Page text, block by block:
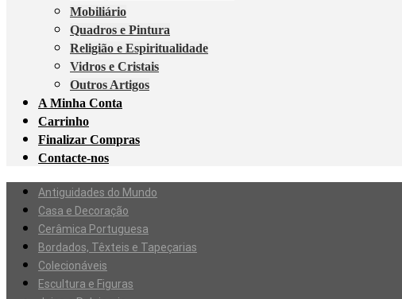
Mobiliário
Quadros e Pintura
Religião e Espiritualidade
Vidros e Cristais
Outros Artigos
A Minha Conta
Carrinho
Finalizar Compras
Contacte-nos
Antiguidades do Mundo
Casa e Decoração
Cerâmica Portuguesa
Bordados, Têxteis e Tapeçarias
Colecionáveis
Escultura e Figuras